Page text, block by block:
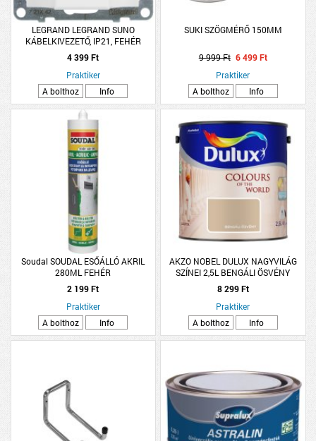
LEGRAND LEGRAND SUNO
KÁBELKIVEZETŐ, IP21, FEHÉR
4 399 Ft
Praktiker
A bolthoz
Info
SUKI SZÖGMÉRŐ 150MM
9 999 Ft 6 499 Ft
Praktiker
A bolthoz
Info
Soudal SOUDAL ESŐÁLLÓ AKRIL
280ML FEHÉR
2 199 Ft
Praktiker
A bolthoz
Info
AKZO NOBEL DULUX NAGYVILÁG
SZÍNEI 2,5L BENGÁLI ÖSVÉNY
8 299 Ft
Praktiker
A bolthoz
Info